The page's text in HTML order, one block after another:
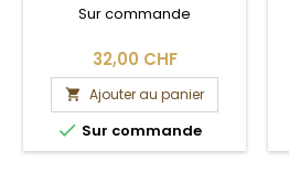
Sur commande
32,00 CHF
 Ajouter au panier
 Sur commande